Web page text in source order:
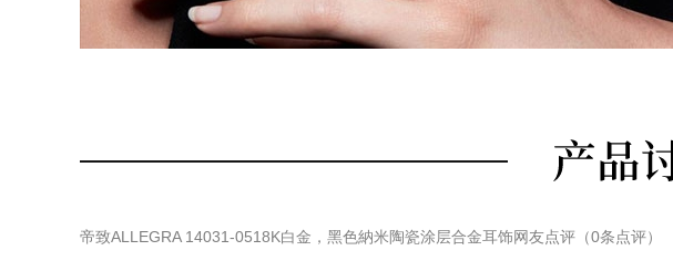
帝致ALLEGRA 14031-0518K白金，黑色納米陶瓷涂层合金耳饰网友点评（0条点评）